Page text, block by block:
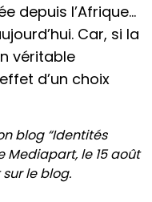
depuis l’Afrique…
Car, si la
véritable
d’un choix
blog “Identités
Mediapart, le 15 août
le blog.